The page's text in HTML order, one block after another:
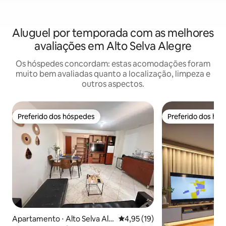
Aluguel por temporada com as melhores
avaliações em Alto Selva Alegre
Os hóspedes concordam: estas acomodações foram
muito bem avaliadas quanto a localização, limpeza e
outros aspectos.
Preferido dos hóspedes
Preferido dos hóspedes
Apartamento ⋅ Alto Selva Ale 4,95 de uma avaliação média
4,95 (19)
Preferido dos
Preferido dos